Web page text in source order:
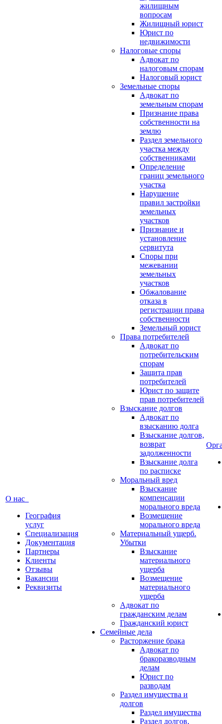
О нас
География
услуг
Специализация
Документация
Партнеры
Клиенты
Отзывы
Вакансии
Реквизиты
жилищным
вопросам
Жилищный юрист
Юрист по
недвижимости
Налоговые споры
Адвокат по
налоговым спорам
Налоговый юрист
Земельные споры
Адвокат по
земельным спорам
Признание права
собственности на
землю
Раздел земельного
участка между
собственниками
Определение
границ земельного
участка
Нарушение
правил застройки
земельных
участков
Признание и
установление
сервитута
Споры при
межевании
земельных
участков
Обжалование
отказа в
регистрации права
собственности
Земельный юрист
Права потребителей
Адвокат по
потребительским
спорам
Защита прав
потребителей
Юрист по защите
прав потребителей
Взыскание долгов
Адвокат по
взысканию долга
Взыскание долгов,
возврат
задолженности
Взыскание долга
по расписке
Моральный вред
Взыскание
компенсации
морального вреда
Возмещение
морального вреда
Материальный ущерб.
Убытки
Взыскание
материального
ущерба
Возмещение
материального
ущерба
Адвокат по
гражданским делам
Гражданский юрист
Семейные дела
Расторжение брака
Адвокат по
бракоразводным
делам
Юрист по
разводам
Раздел имущества и
долгов
Раздел имущества
Раздел долгов,